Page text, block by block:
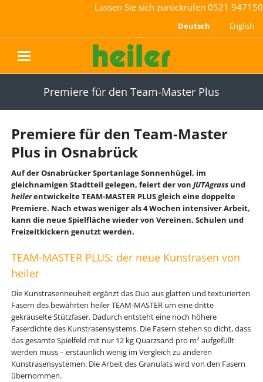
Lassen Sie sich zurückrufen 0521 947150
Deutsch English
Premiere für den Team-Master Plus
Premiere für den Team-Master
Plus in Osnabrück
Auf der Osnabrücker Sportanlage Sonnenhügel, im
gleichnamigen Stadtteil gelegen, feiert der von JUTAgrassund
heilerentwickelte TEAM-MASTER PLUS gleich eine doppelte
Premiere. Nach etwas weniger als 4 Wochen intensiver Arbeit,
kann die neue Spielfläche wieder von Vereinen, Schulen und
Freizeitkickern genutzt werden.
TEAM-MASTER PLUS: der neue Kunstrasen von
heiler
Die Kunstrasenneuheit ergänzt das Duo aus glatten und texturierten
Fasern des bewährten heiler TEAM-MASTER um eine dritte
gekräuselte Stützfaser. Dadurch entsteht eine noch höhere
Faserdichte des Kunstrasensystems. Die Fasern stehen so dicht, dass
das gesamte Spielfeld mit nur 12 kg Quarzsand pro m² aufgefüllt
werden muss – erstaunlich wenig im Vergleich zu anderen
Kunstrasensystemen. Die Arbeit des Granulats wird von den Fasern
übernommen.